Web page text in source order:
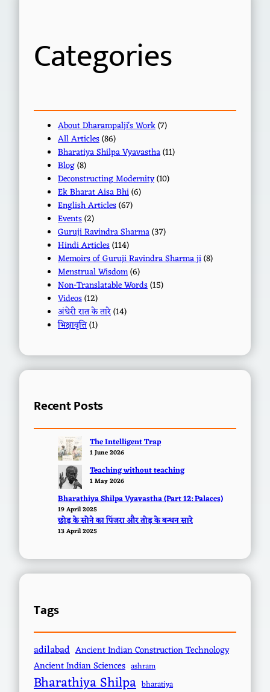
Categories
About Dharampalji's Work(7)
All Articles(86)
Bharatiya Shilpa Vyavastha(11)
Blog(8)
Deconstructing Modernity(10)
Ek Bharat Aisa Bhi(6)
English Articles(67)
Events(2)
Guruji Ravindra Sharma(37)
Hindi Articles(114)
Memoirs of Guruji Ravindra Sharma ji(8)
Menstrual Wisdom(6)
Non-Translatable Words(15)
Videos(12)
अंधेरी रात के तारे(14)
भिक्षावृत्ति(1)
Recent Posts
The Intelligent Trap
1 June 2026
Teaching without teaching
1 May 2026
Bharathiya Shilpa Vyavastha (Part 12: Palaces)
19 April 2025
छोड़ के सोने का पिंजरा और तोड़ के बन्धन सारे
13 April 2025
Tags
adilabad Ancient Indian Construction Technology
Ancient Indian Sciences ashram
Bharathiya Shilpa bharatiya